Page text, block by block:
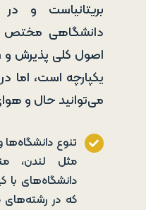
بریتانیاست و
دانشگاهی مختص
اصول کلی پذیرش
یکپارچه است، اما
می‌توانید حال و
تنوع
مثل لندن،
دانشگاه‌های با
که در رشته‌های